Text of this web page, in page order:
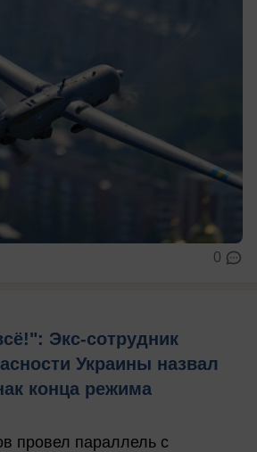
0
Экс-сотрудник
Украины назвал
конца режима
провел параллель с